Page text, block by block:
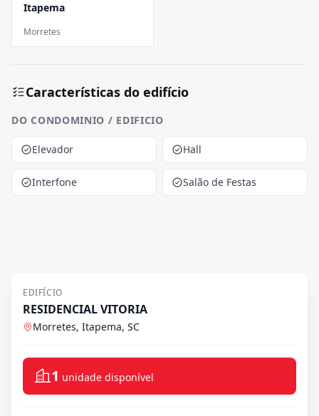
Itapema
Morretes
Características do edifício
DO CONDOMINIO / EDIFICIO
Elevador Hall
Interfone Salão de Festas
EDIFÍCIO
RESIDENCIAL VITORIA
Morretes, Itapema, SC
1 unidade disponível